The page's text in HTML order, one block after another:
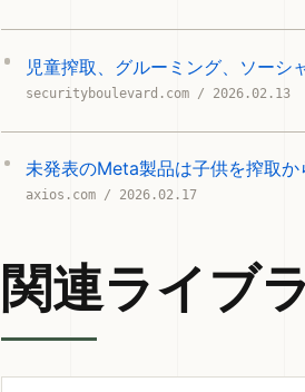
児童搾取、グルーミング、ソーシ
securityboulevard.com / 2026.02.13
未発表のMeta製品は子供を搾取
axios.com / 2026.02.17
関連ライブ